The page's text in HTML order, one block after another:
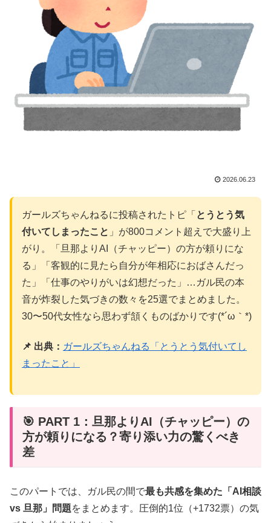
2026.06.23
ガールズちゃんねるに投稿されたトピ「 とうとう気
付いてしまったこと 」が800コメント超えで大盛り上
がり。「旦那よりAI（チャッピー）の方が頼りにな
る」「客観的に見たら自分が年相応におばさんだっ
た」「仕事のやりがいは幻想だった」…ガル民の本
音が炸裂した気づきの数々を25選でまとめました。
30〜50代女性なら思わず頷くものばかりです(*´ω｀*)
📌 出典： ガールズちゃんねる「とうとう気付いてし
まったこと」
🎯 PART 1：旦那よりAI（チャッピー）の
方が頼りになる？寄り添い力の驚くべき
差
このパートでは、ガル民の間で最も共感を集めた「AI相談
vs 旦那」問題をまとめます。圧倒的1位（+1732票）の気